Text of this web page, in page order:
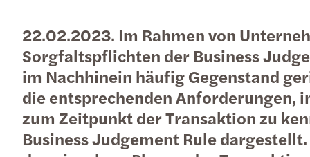
22.02.2023. Im Rahmen von
Sorgfaltspflichten der Business
im Nachhinein häufig Gegenstand
die entsprechenden Anforderungen,
zum Zeitpunkt der Transaktion zu
Business Judgement Rule